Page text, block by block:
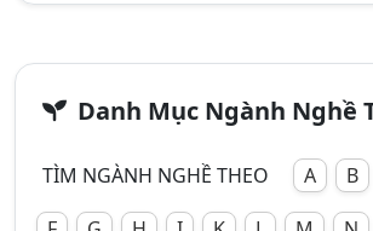
Danh Mục Ngành Nghề
TÌM NGÀNH NGHỀ THEO A B